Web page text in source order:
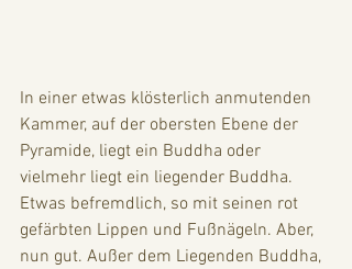
In einer etwas klösterlich anmutenden
Kammer, auf der obersten Ebene der
Pyramide, liegt ein Buddha oder
vielmehr liegt ein liegender Buddha.
Etwas befremdlich, so mit seinen rot
gefärbten Lippen und Fußnägeln. Aber,
nun gut. Außer dem Liegenden Buddha,